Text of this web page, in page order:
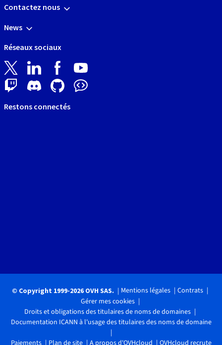
Contactez nous
News
Réseaux sociaux
Restons connectés
© Copyright 1999-2026 OVH SAS. Mentions légales
Contrats
Gérer mes cookies
Droits et obligations des titulaires de noms de domaines
Documentation ICANN à l'usage des titulaires des noms de domaine
Paiements Plan de site A propos d'OVHcloud OVHcloud recrute